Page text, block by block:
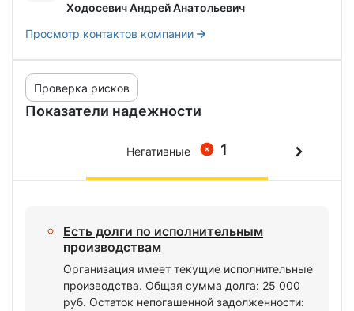
Ходосевич Андрей Анатольевич
Просмотр контактов компании
Показатели надежности
Проверка рисков
1
Негативные
Есть долги по исполнительным
производствам
Организация имеет текущие исполнительные
производства. Общая сумма долга: 25 000
руб. Остаток непогашенной задолженности: